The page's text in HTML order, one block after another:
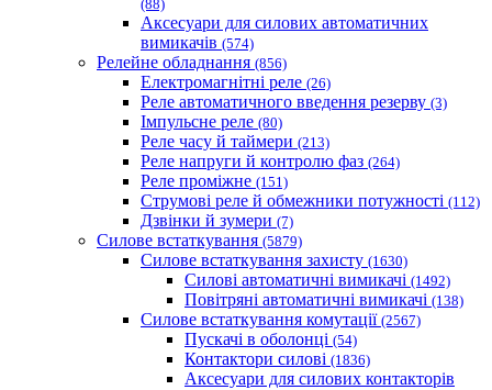
(88)
Аксесуари для силових автоматичних
вимикачів (574)
Релейне обладнання (856)
Електромагнітні реле (26)
Реле автоматичного введення резерву (3)
Імпульсне реле (80)
Реле часу й таймери (213)
Реле напруги й контролю фаз (264)
Реле проміжне (151)
Струмові реле й обмежники потужності (112)
Дзвінки й зумери (7)
Силове встаткування (5879)
Силове встаткування захисту (1630)
Силові автоматичні вимикачі (1492)
Повітряні автоматичні вимикачі (138)
Силове встаткування комутації (2567)
Пускачі в оболонці (54)
Контактори силові (1836)
Аксесуари для силових контакторів